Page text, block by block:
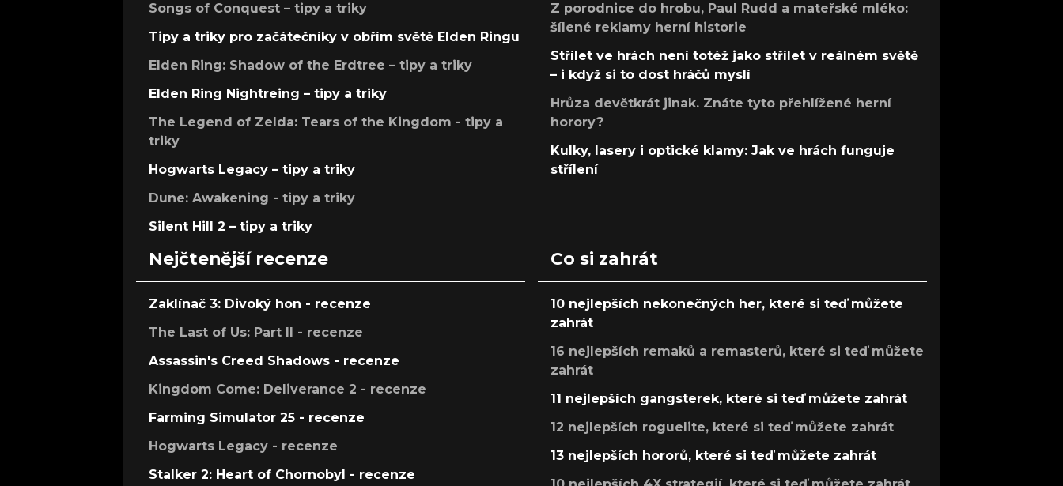
Songs of Conquest – tipy a triky
Tipy a triky pro začátečníky v obřím světě Elden Ringu
Elden Ring: Shadow of the Erdtree – tipy a triky
Elden Ring Nightreing – tipy a triky
The Legend of Zelda: Tears of the Kingdom - tipy a
triky
Hogwarts Legacy – tipy a triky
Dune: Awakening - tipy a triky
Silent Hill 2 – tipy a triky
Z porodnice do hrobu, Paul Rudd a mateřské mléko:
šílené reklamy herní historie
Střílet ve hrách není totéž jako střílet v reálném světě
– i když si to dost hráčů myslí
Hrůza devětkrát jinak. Znáte tyto přehlížené herní
horory?
Kulky, lasery i optické klamy: Jak ve hrách funguje
střílení
Nejčtenější recenze
Zaklínač 3: Divoký hon - recenze
The Last of Us: Part II - recenze
Assassin's Creed Shadows - recenze
Kingdom Come: Deliverance 2 - recenze
Farming Simulator 25 - recenze
Hogwarts Legacy - recenze
Stalker 2: Heart of Chornobyl - recenze
Co si zahrát
10 nejlepších nekonečných her, které si teď můžete
zahrát
16 nejlepších remaků a remasterů, které si teď můžete
zahrát
11 nejlepších gangsterek, které si teď můžete zahrát
12 nejlepších roguelite, které si teď můžete zahrát
13 nejlepších hororů, které si teď můžete zahrát